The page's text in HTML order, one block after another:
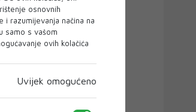
osnovnih
i razumijevanja načina na
samo s vašom
ovih kolačića
Uvijek omogućeno